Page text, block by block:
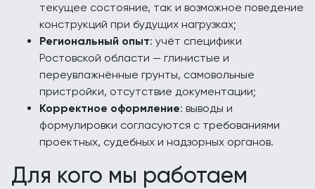
текущее состояние, так и возможное поведение
конструкций при будущих нагрузках;
Региональный опыт: учёт специфики
Ростовской области — глинистые и
переувлажнённые грунты, самовольные
пристройки, отсутствие документации;
Корректное оформление: выводы и
формулировки согласуются с требованиями
проектных, судебных и надзорных органов.
Для кого мы работаем